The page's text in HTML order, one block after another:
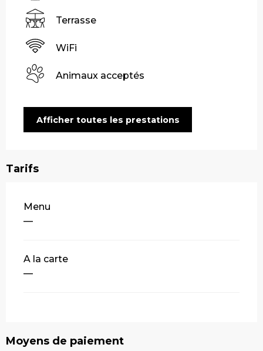
Terrasse
WiFi
Animaux acceptés
Afficher toutes les prestations
Tarifs
Tarifs 2026
Menu
—
A la carte
—
Moyens de paiement